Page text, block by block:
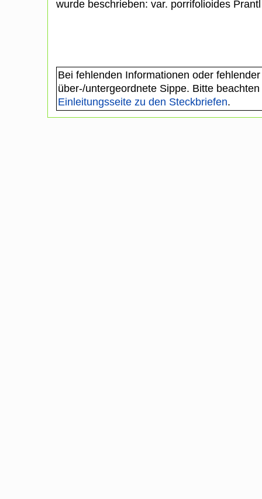
wurde beschrieben: var. porrifolioides
Bei fehlenden Informationen oder
über-/untergeordnete Sippe. Bitte
Einleitungsseite zu den Steckbriefen.